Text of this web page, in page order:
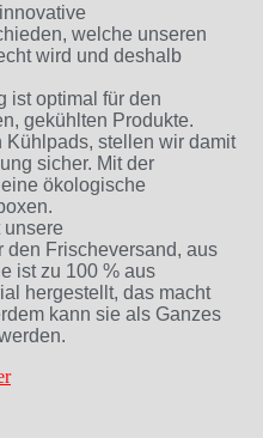
welche unseren
wird und deshalb
ist optimal für den
gekühlten Produkte.
Kühlpads, stellen wir damit
sicher. Mit der
ökologische
unsere
den Frischeversand, aus
ist zu 100 % aus
hergestellt, das macht
kann sie als Ganzes